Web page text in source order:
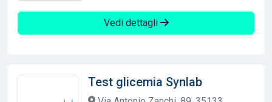
Vedi dettagli
Test glicemia Synlab